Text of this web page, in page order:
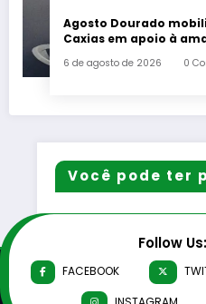
Agosto Dourado
Caxias em apoio à
6 de agosto de 2026 0
Você pode ter
Follow Us:
FACEBOOK